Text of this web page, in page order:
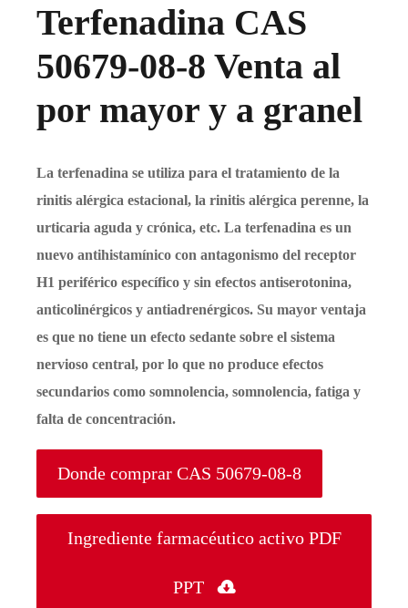
Terfenadina CAS
50679-08-8 Venta al
por mayor y a granel
La terfenadina se utiliza para el tratamiento de la
rinitis alérgica estacional, la rinitis alérgica perenne, la
urticaria aguda y crónica, etc. La terfenadina es un
nuevo antihistamínico con antagonismo del receptor
H1 periférico específico y sin efectos antiserotonina,
anticolinérgicos y antiadrenérgicos. Su mayor ventaja
es que no tiene un efecto sedante sobre el sistema
nervioso central, por lo que no produce efectos
secundarios como somnolencia, somnolencia, fatiga y
falta de concentración.
Donde comprar CAS 50679-08-8
Ingrediente farmacéutico activo PDF
PPT 